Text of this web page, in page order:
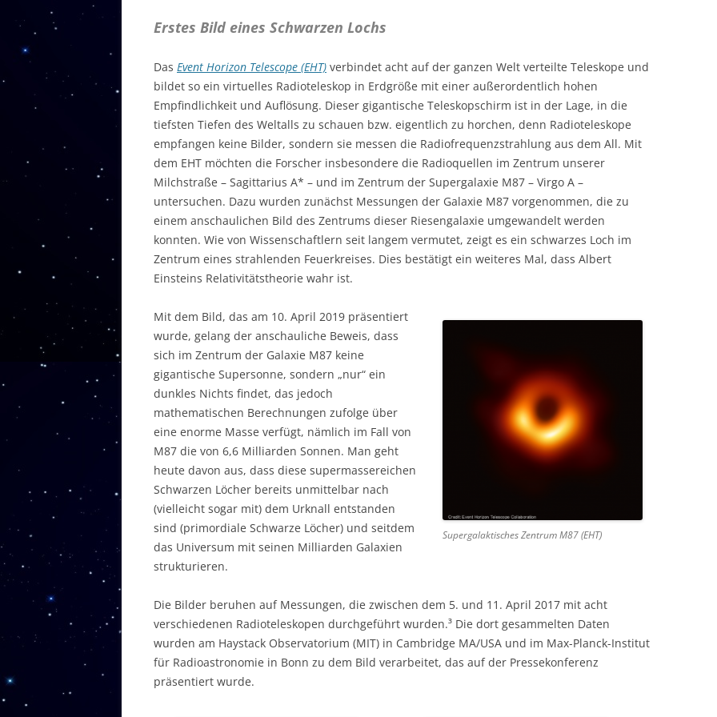
PLANETEN + ZEICHEN
HOROSKOPBERECHNUNG HUBER-HOROSKOP ASTRODIENST
LITERATUR
Erstes Bild eines Schwarzen Lochs
Das Event Horizon Telescope (EHT) verbindet acht auf der ganzen Welt verteilte Teleskope und
bildet so ein virtuelles Radioteleskop in Erdgröße mit einer außerordentlich hohen
Empfindlichkeit und Auflösung. Dieser gigantische Teleskopschirm ist in der Lage, in die
tiefsten Tiefen des Weltalls zu schauen bzw. eigentlich zu horchen, denn Radioteleskope
empfangen keine Bilder, sondern sie messen die Radiofrequenzstrahlung aus dem All. Mit
dem EHT möchten die Forscher insbesondere die Radioquellen im Zentrum unserer
Milchstraße – Sagittarius A* – und im Zentrum der Supergalaxie M87 – Virgo A –
untersuchen. Dazu wurden zunächst Messungen der Galaxie M87 vorgenommen, die zu
einem anschaulichen Bild des Zentrums dieser Riesengalaxie umgewandelt werden
konnten. Wie von Wissenschaftlern seit langem vermutet, zeigt es ein schwarzes Loch im
Zentrum eines strahlenden Feuerkreises. Dies bestätigt ein weiteres Mal, dass Albert
Einsteins Relativitätstheorie wahr ist.
Supergalaktisches Zentrum M87 (EHT)
Mit dem Bild, das am 10. April 2019 präsentiert
wurde, gelang der anschauliche Beweis, dass
sich im Zentrum der Galaxie M87 keine
gigantische Supersonne, sondern „nur“ ein
dunkles Nichts findet, das jedoch
mathematischen Berechnungen zufolge über
eine enorme Masse verfügt, nämlich im Fall von
M87 die von 6,6 Milliarden Sonnen. Man geht
heute davon aus, dass diese supermassereichen
Schwarzen Löcher bereits unmittelbar nach
(vielleicht sogar mit) dem Urknall entstanden
sind (primordiale Schwarze Löcher) und seitdem
das Universum mit seinen Milliarden Galaxien
strukturieren.
Die Bilder beruhen auf Messungen, die zwischen dem 5. und 11. April 2017 mit acht
verschiedenen Radioteleskopen durchgeführt wurden.³ Die dort gesammelten Daten
wurden am Haystack Observatorium (MIT) in Cambridge MA/USA und im Max-Planck-Institut
für Radioastronomie in Bonn zu dem Bild verarbeitet, das auf der Pressekonferenz
präsentiert wurde.